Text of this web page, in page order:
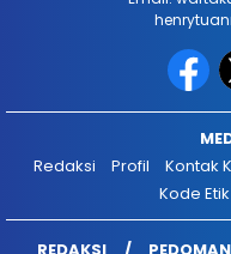
Redaksi
Profil Kontak
Kode Etik